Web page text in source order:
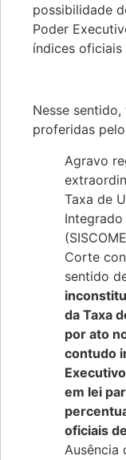
possibilidade
Poder
índices
Nesse
proferidas
Agravo
Taxa de
Corte
sentido
da Taxa
por ato
contudo
em lei
oficiais
Ausência